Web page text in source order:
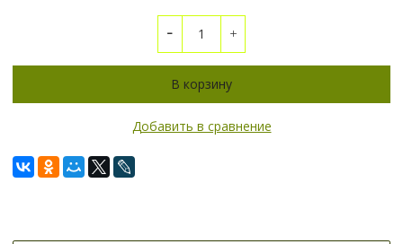
В корзину
Добавить в сравнение